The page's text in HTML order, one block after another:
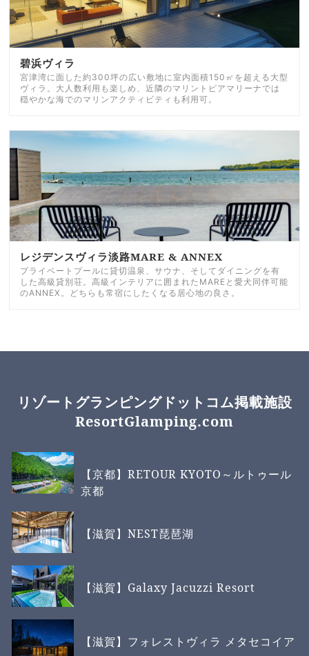
碧浜ヴィラ
宮津湾に面した約300坪の広い敷地に室内面積150㎡を超える大型
ヴィラ。大人数利用も楽しめ、近隣のマリントピアマリーナでは
穏やかな海でのマリンアクティビティも利用可。
レジデンスヴィラ淡路MARE & ANNEX
プライベートプールに貸切温泉、サウナ、そしてダイニングを有
した高級貸別荘。高級インテリアに囲まれたMAREと愛犬同伴可能
のANNEX。どちらも常宿にしたくなる居心地の良さ。
リゾートグランピングドットコム掲載施設
ResortGlamping.com
【京都】RETOUR KYOTO～ルトゥール
京都
【滋賀】NEST琵琶湖
【滋賀】Galaxy Jacuzzi Resort
【滋賀】フォレストヴィラ メタセコイア